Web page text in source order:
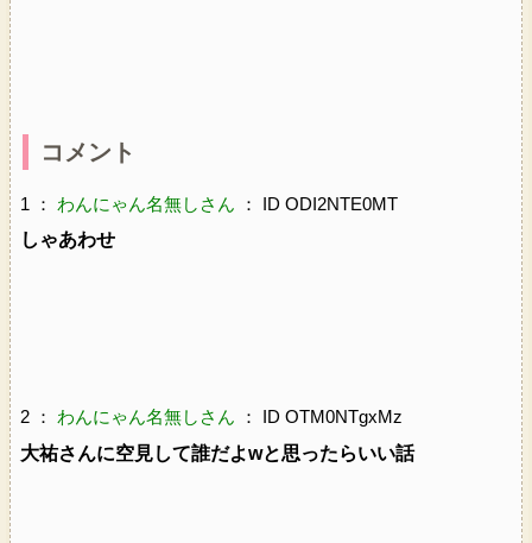
コメント
1 ： わんにゃん名無しさん ： ID ODI2NTE0MT
しゃあわせ
2 ： わんにゃん名無しさん ： ID OTM0NTgxMz
大祐さんに空見して誰だよwと思ったらいい話